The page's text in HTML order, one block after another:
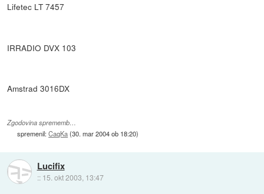
Lifetec LT 7457
IRRADIO DVX 103
Amstrad 3016DX
Zgodovina sprememb…
spremenil:CaqKa(30. mar 2004 ob 18:20)
Lucifix
:: 15. okt 2003, 13:47